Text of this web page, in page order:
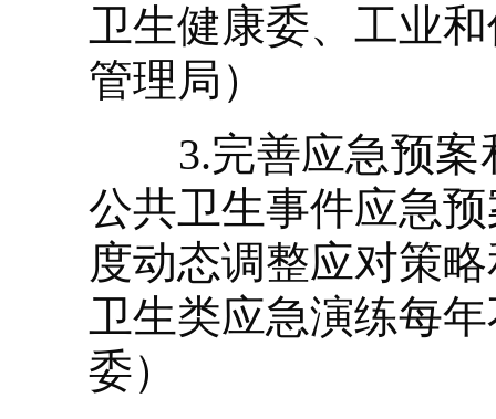
卫生健康委、工业
管理局）
3.完善应急预案
公共卫生事件应急
度动态调整应对策
卫生类应急演练每
委）